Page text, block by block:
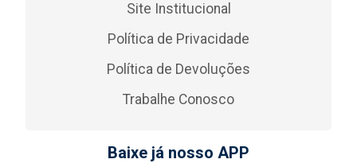
Site Institucional
Política de Privacidade
Política de Devoluções
Trabalhe Conosco
Baixe já nosso APP